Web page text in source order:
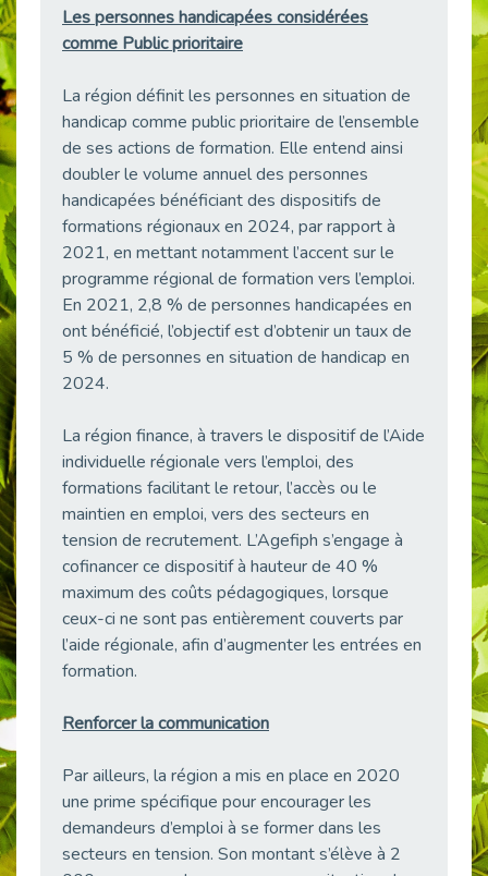
Publié le 01/05/2026
Témoignage : Le parcours de Marc, 44 ans
Publié le 30/04/2026
L’Aménagement Raisonnable : Un Levier pour l’Équité
Publié le 29/04/2026
Optimiser son CV lorsqu’on est en situation de handicap
Publié le 29/04/2026
28 avril : Agir ensemble pour une culture de prévention au travail
Publié le 27/04/2026
Mobilisation pour l’alternance et le handicap
Publié le 24/04/2026
Témoignage : "Le maintien en emploi est un investissement, pas une contrainte."
Publié le 22/04/2026
[RETOUR SUR] Une session de recrutement inclusive réussie à Asnières !
Publié le 20/04/2026
Emploi et Handicap : Une alliance de style entre Cap Emploi 92 et La Cravate Solidaire
Publié le 20/04/2026
Journée mondiale de la maladie de Parkinson : Mieux comprendre pour mieux accompagner
Publié le 11/04/2026
L’alternance pour tous : Cap Emploi 92 et Seine Ouest Entreprise et Emploi mobilisés à Boulogne-Billancourt
Les personnes handicapées considérées
comme Public prioritaire
La région définit les personnes en situation de
handicap comme public prioritaire de l’ensemble
de ses actions de formation. Elle entend ainsi
doubler le volume annuel des personnes
handicapées bénéficiant des dispositifs de
formations régionaux en 2024, par rapport à
2021, en mettant notamment l’accent sur le
programme régional de formation vers l’emploi.
En 2021, 2,8 % de personnes handicapées en
ont bénéficié, l’objectif est d’obtenir un taux de
5 % de personnes en situation de handicap en
2024.
La région finance, à travers le dispositif de l’Aide
individuelle régionale vers l’emploi, des
formations facilitant le retour, l’accès ou le
maintien en emploi, vers des secteurs en
tension de recrutement. L’Agefiph s’engage à
cofinancer ce dispositif à hauteur de 40 %
maximum des coûts pédagogiques, lorsque
ceux-ci ne sont pas entièrement couverts par
l’aide régionale, afin d’augmenter les entrées en
formation.
Renforcer la communication
Par ailleurs, la région a mis en place en 2020
une prime spécifique pour encourager les
demandeurs d’emploi à se former dans les
secteurs en tension. Son montant s’élève à 2